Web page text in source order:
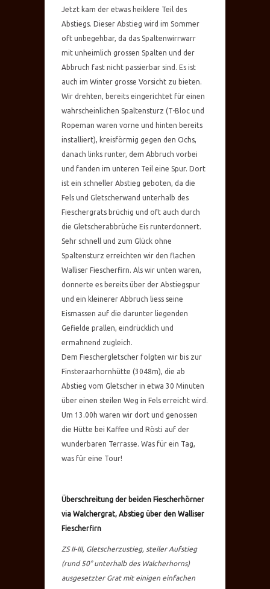
Jetzt kam der etwas heiklere Teil des
Abstiegs. Dieser Abstieg wird im Sommer
oft unbegehbar, da das Spaltenwirrwarr
mit unheimlich grossen Spalten und der
Abbruch fast nicht passierbar sind. Es ist
auch im Winter grosse Vorsicht zu bieten.
Wir drehten, bereits eingerichtet für einen
wahrscheinlichen Spaltensturz (T-Bloc und
Ropeman waren vorne und hinten bereits
installiert), kreisförmig gegen den Ochs,
danach links runter, dem Abbruch vorbei
und fanden im unteren Teil eine Spur. Dort
ist ein schneller Abstieg geboten, da die
Fels und Gletscherwand unterhalb des
Fieschergrats brüchig und oft auch durch
die Gletscherabbrüche Eis runterdonnert.
Sehr schnell und zum Glück ohne
Spaltensturz erreichten wir den flachen
Walliser Fiescherfirn. Als wir unten waren,
donnerte es bereits über der Abstiegspur
und ein kleinerer Abbruch liess seine
Eismassen auf die darunter liegenden
Gefielde prallen, eindrücklich und
ermahnend zugleich.
Dem Fieschergletscher folgten wir bis zur
Finsteraarhornhütte (3048m), die ab
Abstieg vom Gletscher in etwa 30 Minuten
über einen steilen Weg in Fels erreicht wird.
Um 13.00h waren wir dort und genossen
die Hütte bei Kaffee und Rösti auf der
wunderbaren Terrasse. Was für ein Tag,
was für eine Tour!
Überschreitung der beiden Fiescherhörner
via Walchergrat, Abstieg über den Walliser
Fiescherfirn
ZS II-III, Gletscherzustieg, steiler Aufstieg
(rund 50° unterhalb des Walcherhorns)
ausgesetzter Grat mit einigen einfachen